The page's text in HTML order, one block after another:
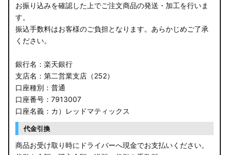
お振り込みを確認した上でご注文商品の発送・加工を行いま
す。
振込手数料はお客様のご負担となります。あらかじめご了承
ください。
銀行名：楽天銀行
支店名：第二営業支店（252）
口座種別：普通
口座番号：7913007
口座名義：カ）レッドマティックス
代金引換
商品お受け取り時にドライバーへ現金でお支払いください。